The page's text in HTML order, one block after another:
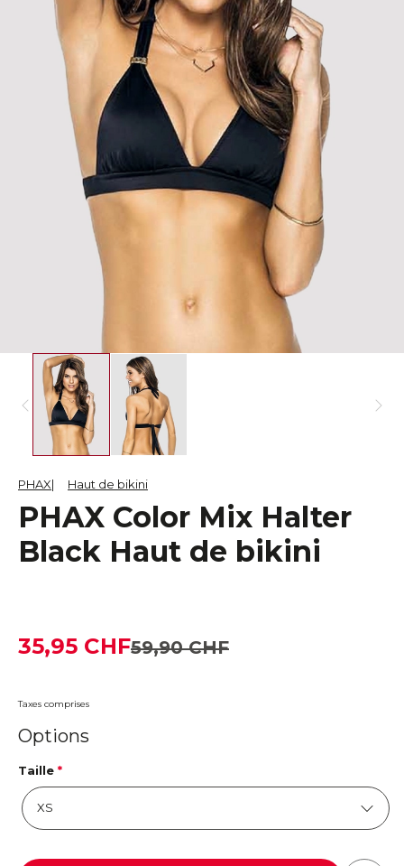
PHAX Haut de bikini
PHAX Color Mix Halter
Black Haut de bikini
59,90 CHF
35,95 CHF
Taxes comprises
Options
Taille *